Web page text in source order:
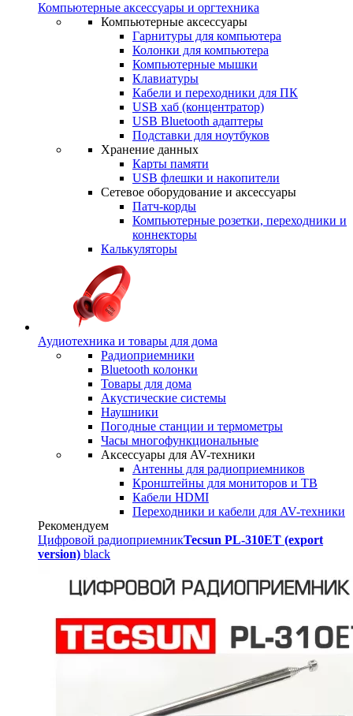
Компьютерные аксессуары и оргтехника
Компьютерные аксессуары
Гарнитуры для компьютера
Колонки для компьютера
Компьютерные мышки
Клавиатуры
Кабели и переходники для ПК
USB хаб (концентратор)
USB Bluetooth адаптеры
Подставки для ноутбуков
Хранение данных
Карты памяти
USB флешки и накопители
Сетевое оборудование и аксессуары
Патч-корды
Компьютерные розетки, переходники и
коннекторы
Калькуляторы
Аудиотехника и товары для дома
Радиоприемники
Bluetooth колонки
Товары для дома
Акустические системы
Наушники
Погодные станции и термометры
Часы многофункциональные
Аксессуары для AV-техники
Антенны для радиоприемников
Кронштейны для мониторов и ТВ
Кабели HDMI
Переходники и кабели для AV-техники
Рекомендуем
Цифровой радиоприемникTecsun PL-310ET (export
version) black